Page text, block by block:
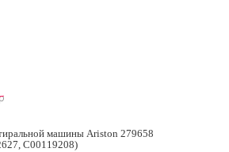
машины Ariston 279658
C00119208)